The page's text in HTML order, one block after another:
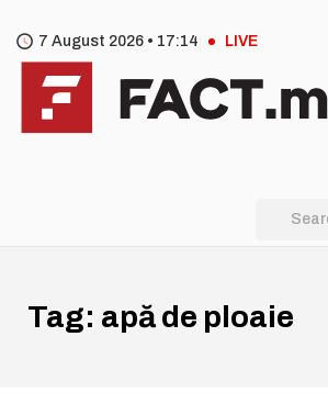
7 August 2026 • 17:14 LIVE
Tag: apă de ploaie